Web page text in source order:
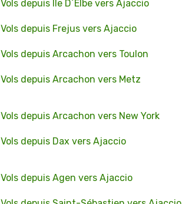
Vols depuis Île D´Elbe vers Ajaccio
Vols depuis Frejus vers Ajaccio
Vols depuis Arcachon vers Toulon
Vols depuis Arcachon vers Metz
Vols depuis Arcachon vers New York
Vols depuis Dax vers Ajaccio
Vols depuis Agen vers Ajaccio